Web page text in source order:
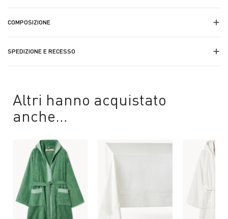
COMPOSIZIONE
SPEDIZIONE E RECESSO
Altri hanno acquistato
anche…